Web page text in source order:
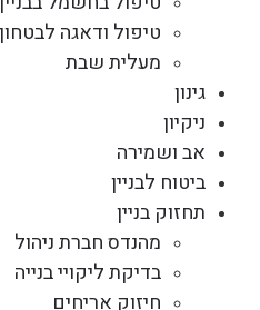
טיפול ודאגה לבטחון
מעלית שבת
גינון
ניקיון
אב ושמירה
ביטוח לבניין
תחזוק בניין
מהנדס חברת ניהול
בדיקת ליקויי בנייה
חיזוק אריחים